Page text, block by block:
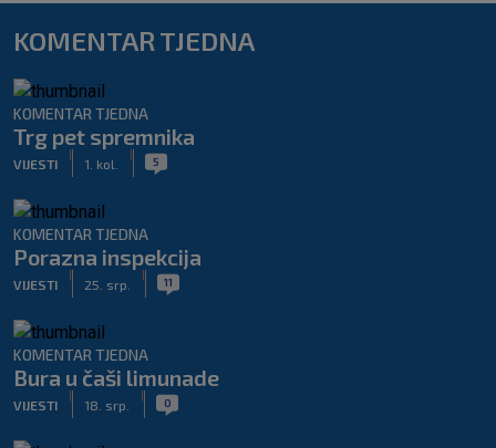
KOMENTAR TJEDNA
KOMENTAR TJEDNA
Trg pet spremnika
VIJESTI 1. kol. 5
KOMENTAR TJEDNA
Porazna inspekcija
VIJESTI 25. srp. 11
KOMENTAR TJEDNA
Bura u čaši limunade
VIJESTI 18. srp. 0